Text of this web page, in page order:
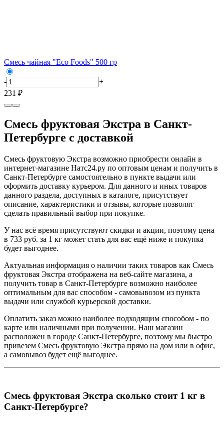
Смесь чайная "Eco Foods" 500 гр
-
+
231 ₽
Смесь фруктовая Экстра в Санкт-
Петербурге с доставкой
Смесь фруктовую Экстра возможно приобрести онлайн в
интернет-магазине Натс24.ру по оптовым ценам и получить в
Санкт-Петербурге самостоятельно в пункте выдачи или
оформить доставку курьером. Для данного и иных товаров
данного раздела, доступных в каталоге, присутствует
описание, характеристики и отзывы, которые позволят
сделать правильный выбор при покупке.
У нас всё время присутствуют скидки и акции, поэтому цена
в 733 руб. за 1 кг может стать для вас ещё ниже и покупка
будет выгоднее.
Актуальная информация о наличии таких товаров как Смесь
фруктовая Экстра отображена на веб-сайте магазина, а
получить товар в Санкт-Петербурге возможно наиболее
оптимальным для вас способом - самовывозом из пункта
выдачи или службой курьерской доставки.
Оплатить заказ можно наиболее подходящим способом - по
карте или наличными при получении. Наш магазин
расположен в городе Санкт-Петербурге, поэтому мы быстро
привезем Смесь фруктовую Экстра прямо на дом или в офис,
а самовывоз будет ещё выгоднее.
Смесь фруктовая Экстра сколько стоит 1 кг в
Санкт-Петербурге?